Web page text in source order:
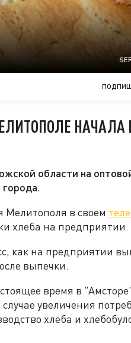
НАЧАЛА
области на
в своем
хлеба на предприятии.
как на предприятии
выпечки.
время в
увеличения
хлеба и